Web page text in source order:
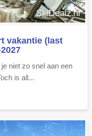
vakantie (last
niet zo snel aan een
is all...